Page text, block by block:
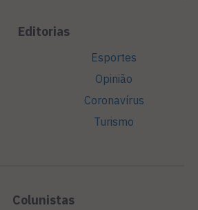
Editorias
Esportes
Opinião
Coronavírus
Turismo
Colunistas